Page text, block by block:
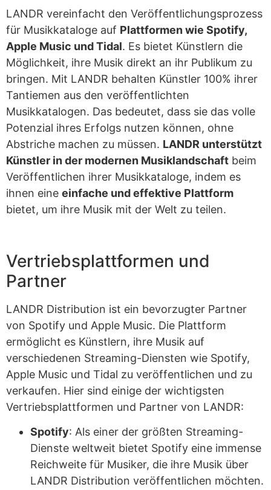
LANDR vereinfacht den Veröffentlichungsprozess
für Musikkataloge auf Plattformen wie Spotify,
Apple Music und Tidal. Es bietet Künstlern die
Möglichkeit, ihre Musik direkt an ihr Publikum zu
bringen. Mit LANDR behalten Künstler 100% ihrer
Tantiemen aus den veröffentlichten
Musikkatalogen. Das bedeutet, dass sie das volle
Potenzial ihres Erfolgs nutzen können, ohne
Abstriche machen zu müssen. LANDR unterstützt
Künstler in der modernen Musiklandschaft beim
Veröffentlichen ihrer Musikkataloge, indem es
ihnen eine einfache und effektive Plattform
bietet, um ihre Musik mit der Welt zu teilen.
Vertriebsplattformen und
Partner
LANDR Distribution ist ein bevorzugter Partner
von Spotify und Apple Music. Die Plattform
ermöglicht es Künstlern, ihre Musik auf
verschiedenen Streaming-Diensten wie Spotify,
Apple Music und Tidal zu veröffentlichen und zu
verkaufen. Hier sind einige der wichtigsten
Vertriebsplattformen und Partner von LANDR:
Spotify: Als einer der größten Streaming-
Dienste weltweit bietet Spotify eine immense
Reichweite für Musiker, die ihre Musik über
LANDR Distribution veröffentlichen möchten.